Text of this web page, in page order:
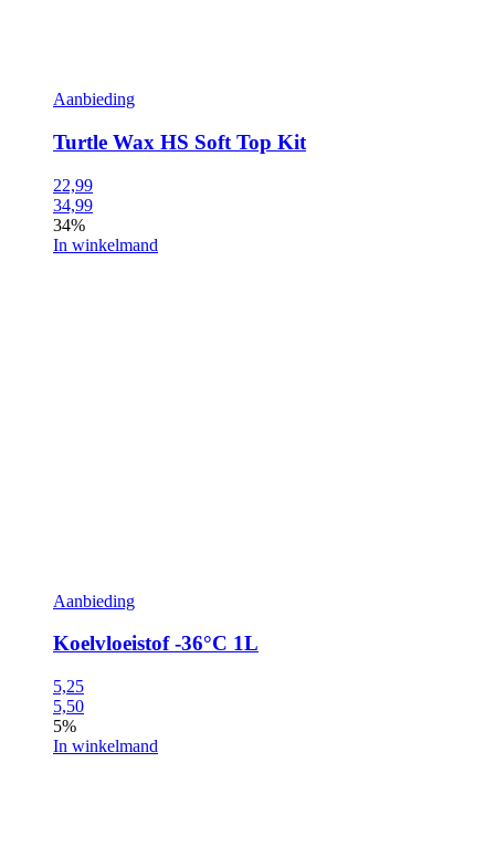
Aanbieding
Turtle Wax HS Soft Top Kit
22,99
34,99
34%
In winkelmand
Aanbieding
Koelvloeistof -36°C 1L
5,25
5,50
5%
In winkelmand